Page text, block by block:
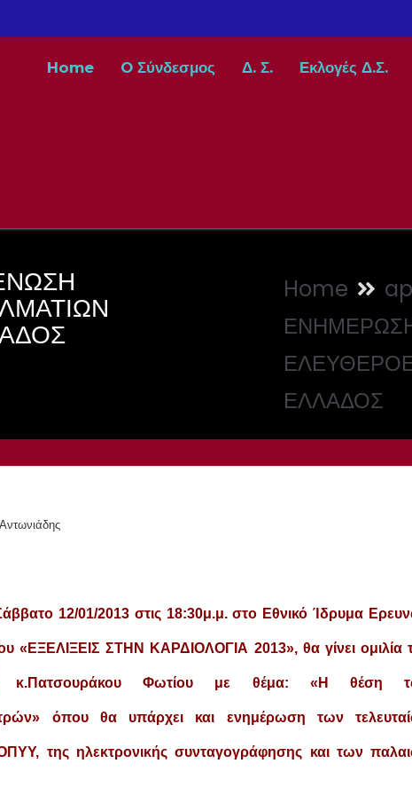
Home O Σύνδεσμος Δ. Σ. Εκλογές Δ.Σ.
Home
ΕΛΛΑΔΟΣ
12/01/2013 στις 18:30μ.μ. στο Εθνικό Ίδρυμα
«ΕΞΕΛΙΞΕΙΣ ΣΤΗΝ ΚΑΡΔΙΟΛΟΓΙΑ 2013», θα γίνει ομιλία
κ.Πατσουράκου Φωτίου με θέμα: «Η θέση
όπου θα υπάρχει και ενημέρωση των
της ηλεκτρονικής συνταγογράφησης και των